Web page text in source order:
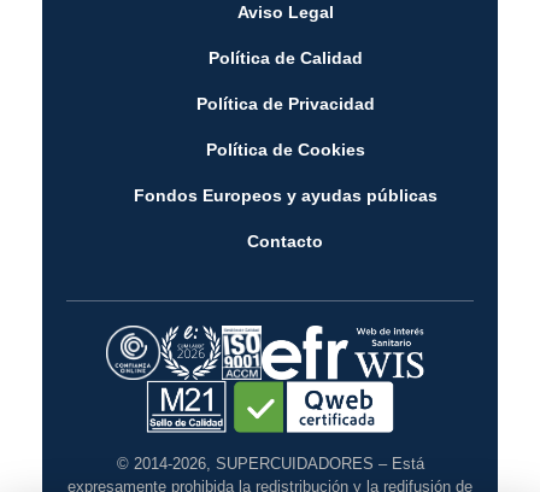
Aviso Legal
Política de Calidad
Política de Privacidad
Política de Cookies
Fondos Europeos y ayudas públicas
Contacto
© 2014-2026, SUPERCUIDADORES – Está
expresamente prohibida la redistribución y la redifusión de